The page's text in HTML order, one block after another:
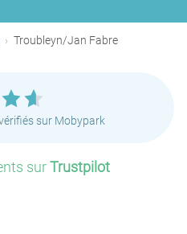
Troubleyn/Jan Fabre
sur Mobypark
surTrustpilot